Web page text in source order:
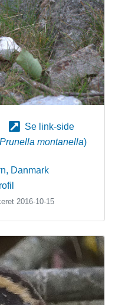
Se link-side
montanella)
, Danmark
2016-10-15